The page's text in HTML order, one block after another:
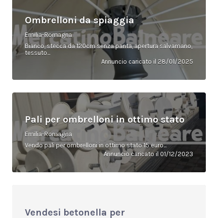
Ombrelloni da spiaggia
Emilia-Romagna
Bianco, stecca da 120cm senza panta, apertura salvamano,
tessuto...
Annuncio caricato il 28/01/2025
Pali per ombrelloni in ottimo stato
Emilia-Romagna
Vendo pali per ombrelloni in ottimo stato 15 euro...
Annuncio caricato il 01/12/2023
Vendesi betonella per